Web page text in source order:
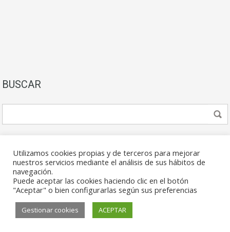
BUSCAR
© 2026. Todos los derechos reservados.
Utilizamos cookies propias y de terceros para mejorar
nuestros servicios mediante el análisis de sus hábitos de
navegación.
Puede aceptar las cookies haciendo clic en el botón
"Aceptar" o bien configurarlas según sus preferencias
Gestionar cookies ACEPTAR